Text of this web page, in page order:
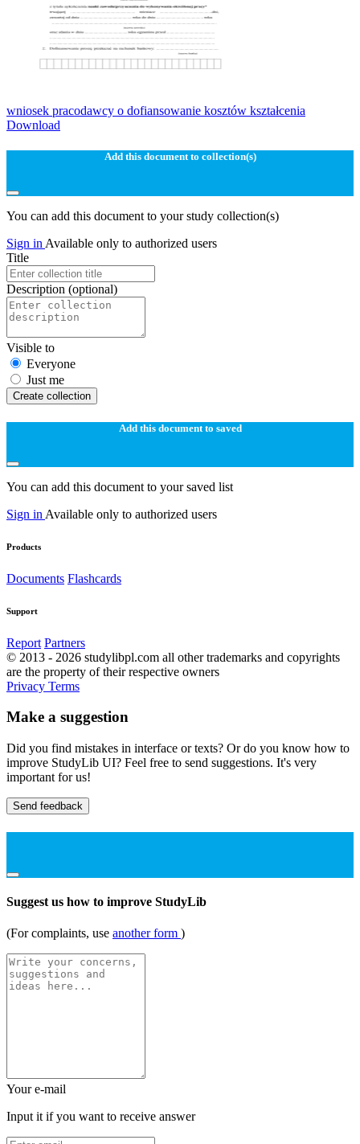
wniosek pracodawcy o dofiansowanie kosztów kształcenia
Download
Add this document to collection(s)
You can add this document to your study collection(s)
Sign in Available only to authorized users
Title
Description (optional)
Visible to
Everyone
Just me
Create collection
Add this document to saved
You can add this document to your saved list
Sign in Available only to authorized users
Products
Documents Flashcards
Support
Report Partners
© 2013 - 2026 studylibpl.com all other trademarks and copyrights
are the property of their respective owners
Privacy Terms
Make a suggestion
Did you find mistakes in interface or texts? Or do you know how to
improve StudyLib UI? Feel free to send suggestions. It's very
important for us!
Send feedback
Suggest us how to improve StudyLib
(For complaints, use another form )
Your e-mail
Input it if you want to receive answer